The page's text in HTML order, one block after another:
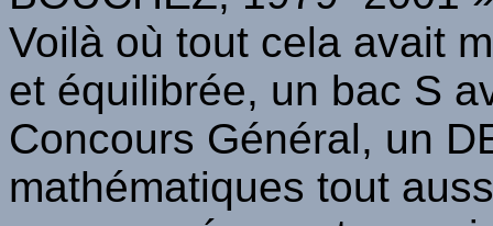
Voilà où tout cela avait
et équilibrée, un bac S
Concours Général, un
mathématiques tout